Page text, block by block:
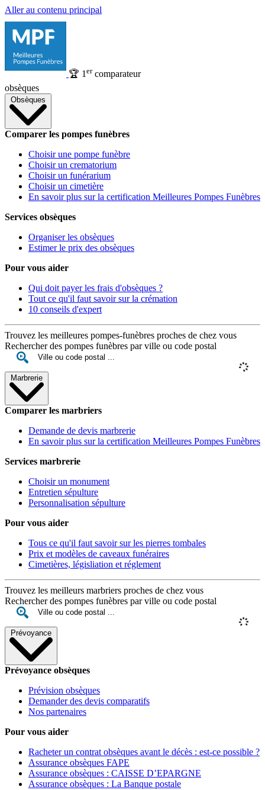
Aller au contenu principal
🏆 1 ercomparateur
obsèques
Obsèques
Comparer les pompes funèbres
Choisir une pompe funèbre
Choisir un crematorium
Choisir un funérarium
Choisir un cimetière
En savoir plus sur la certification Meilleures Pompes Funèbres
Services obsèques
Organiser les obsèques
Estimer le prix des obsèques
Pour vous aider
Qui doit payer les frais d'obsèques ?
Tout ce qu'il faut savoir sur la crémation
10 conseils d'expert
Trouvez les meilleures pompes-funèbres proches de chez vous
Rechercher des pompes funèbres par ville ou code postal
Marbrerie
Comparer les marbriers
Demande de devis marbrerie
En savoir plus sur la certification Meilleures Pompes Funèbres
Services marbrerie
Choisir un monument
Entretien sépulture
Personnalisation sépulture
Pour vous aider
Tous ce qu'il faut savoir sur les pierres tombales
Prix et modèles de caveaux funéraires
Cimetières, législiation et réglement
Trouvez les meilleurs marbriers proches de chez vous
Rechercher des pompes funèbres par ville ou code postal
Prévoyance
Prévoyance obsèques
Prévision obsèques
Demander des devis comparatifs
Nos partenaires
Pour vous aider
Racheter un contrat obsèques avant le décès : est-ce possible ?
Assurance obsèques FAPE
Assurance obsèques : CAISSE D’EPARGNE
Assurance obsèques : La Banque postale